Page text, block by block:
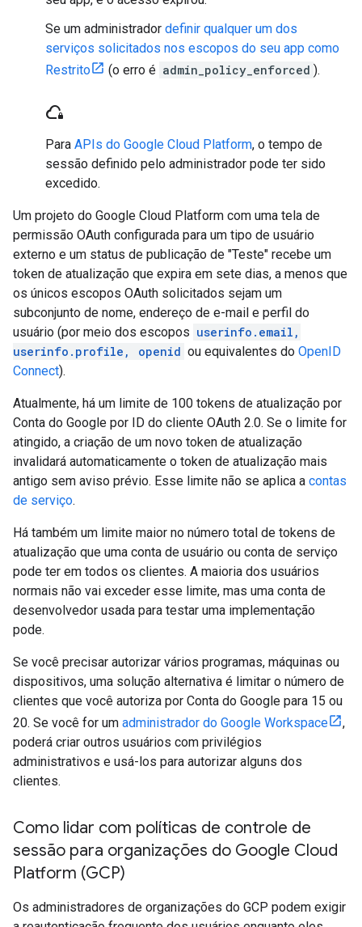
Se um administrador definir qualquer um dos
serviços solicitados nos escopos do seu app como
Restrito
(o erro é admin_policy_enforced ).
cloud_lock
Para APIs do Google Cloud Platform, o tempo de
sessão definido pelo administrador pode ter sido
excedido.
Um projeto do Google Cloud Platform com uma tela de
permissão OAuth configurada para um tipo de usuário
externo e um status de publicação de "Teste" recebe um
token de atualização que expira em sete dias, a menos que
os únicos escopos OAuth solicitados sejam um
subconjunto de nome, endereço de e-mail e perfil do
usuário (por meio dos escopos userinfo.email,
userinfo.profile, openid ou equivalentes do OpenID
Connect).
Atualmente, há um limite de 100 tokens de atualização por
Conta do Google por ID do cliente OAuth 2.0. Se o limite for
atingido, a criação de um novo token de atualização
invalidará automaticamente o token de atualização mais
antigo sem aviso prévio. Esse limite não se aplica a contas
de serviço.
Há também um limite maior no número total de tokens de
atualização que uma conta de usuário ou conta de serviço
pode ter em todos os clientes. A maioria dos usuários
normais não vai exceder esse limite, mas uma conta de
desenvolvedor usada para testar uma implementação
pode.
Se você precisar autorizar vários programas, máquinas ou
dispositivos, uma solução alternativa é limitar o número de
clientes que você autoriza por Conta do Google para 15 ou
20. Se você for um administrador do Google Workspace
,
poderá criar outros usuários com privilégios
administrativos e usá-los para autorizar alguns dos
clientes.
Como lidar com políticas de controle de
sessão para organizações do Google Cloud
Platform (GCP)
Os administradores de organizações do GCP podem exigir